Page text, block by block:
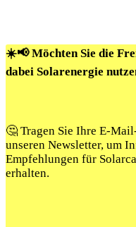
☀️📢 Möchten Sie die
dabei Solarenergie
🤔 Tragen Sie Ihre E-
unseren Newsletter, um
Empfehlungen für
erhalten.